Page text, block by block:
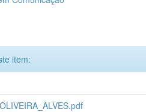
item: